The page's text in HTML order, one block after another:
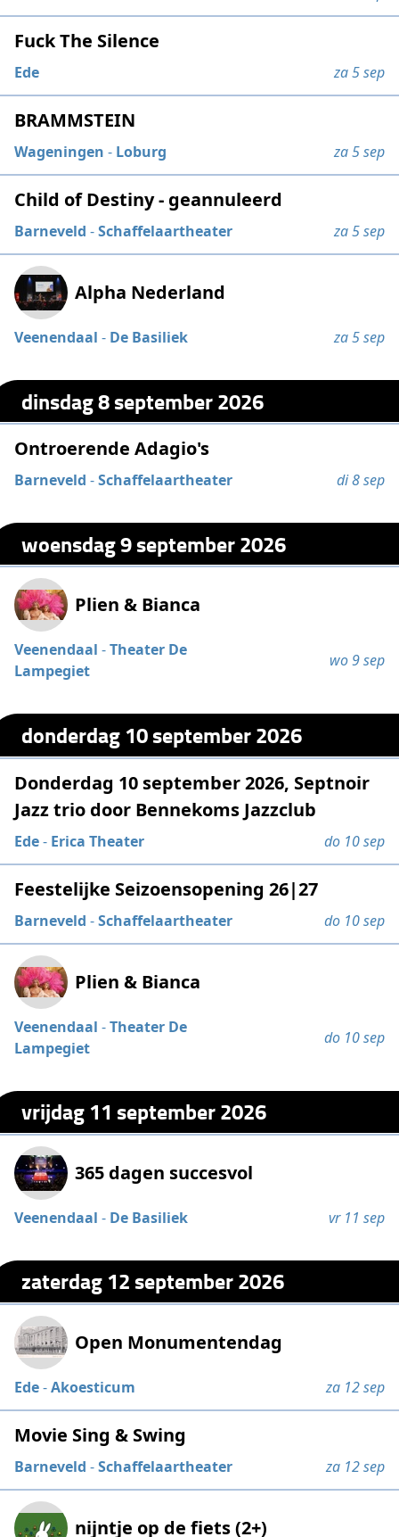
Fuck The Silence
Ede za 5 sep
BRAMMSTEIN
Wageningen - Loburg za 5 sep
Child of Destiny - geannuleerd
Barneveld -Schaffelaartheater za 5 sep
Alpha Nederland
Veenendaal - De Basiliek za 5 sep
dinsdag 8 september 2026
Ontroerende Adagio's
Barneveld -Schaffelaartheater di 8 sep
woensdag 9 september 2026
Plien & Bianca
Veenendaal -Theater De
Lampegiet
wo 9 sep
donderdag 10 september 2026
Donderdag 10 september 2026, Septnoir
Jazz trio door Bennekoms Jazzclub
Ede- Erica Theater do 10 sep
Feestelijke Seizoensopening 26|27
Barneveld -Schaffelaartheater do 10 sep
Plien & Bianca
Veenendaal -Theater De
Lampegiet
do 10 sep
vrijdag 11 september 2026
365 dagen succesvol
Veenendaal - De Basiliek vr 11 sep
zaterdag 12 september 2026
Open Monumentendag
Ede-Akoesticum za 12 sep
Movie Sing & Swing
Barneveld -Schaffelaartheater za 12 sep
nijntje op de fiets (2+)